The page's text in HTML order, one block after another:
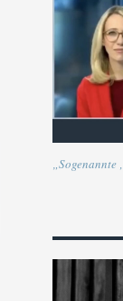
„Sogenannte